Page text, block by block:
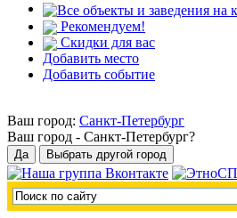
Рекомендуем!
Скидки для вас
Добавить место
Добавить событие
Ваш город: Санкт-Петербург
Ваш город - Санкт-Петербург?